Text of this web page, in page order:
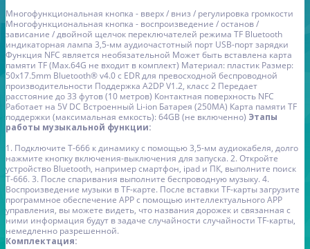
Многофункциональная кнопка - вверх / вниз / регулировка громкости
Многофункциональная кнопка - воспроизведение / останов /
зависание / двойной щелчок переключателей режима TF Bluetooth
индикаторная лампа 3,5-мм аудиочастотный порт USB-порт зарядки
Функция NFC является необязательной Может быть вставлена ​​карта
памяти TF (Max.64G не входит в комплект) Материал: пластик Размер:
50x17.5mm Bluetooth® v4.0 с EDR для превосходной беспроводной
производительности Поддержка A2DP V1.2, класс 2 Передает
расстояние до 33 футов (10 метров) Контактная поверхность NFC
Работает на 5V DC Встроенный Li-ion Батарея (250MA) Карта памяти TF
поддержки (максимальная емкость): 64GB (не включенно) Этапы
работы музыкальной функции:
1. Подключите T-666 к динамику с помощью 3,5-мм аудиокабеля, долго
нажмите кнопку включения-выключения для запуска. 2. Откройте
устройство Bluetooth, например смартфон, ipad и ПК, выполните поиск
T-666. 3. После спаривания выполните беспроводную музыку. 4.
Воспроизведение музыки в TF-карте. После вставки TF-карты загрузите
программное обеспечение APP с помощью интеллектуального APP
управления, вы можете видеть, что названия дорожек и связанная с
ними информация будут в задаче случайности случайности TF-карты,
немедленно разрешенной.
Комплектация: